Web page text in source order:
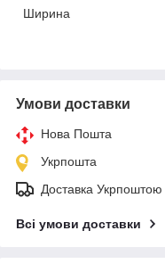
Ширина
Умови доставки
Нова Пошта
Укрпошта
Доставка Укрпоштою
Всі умови доставки